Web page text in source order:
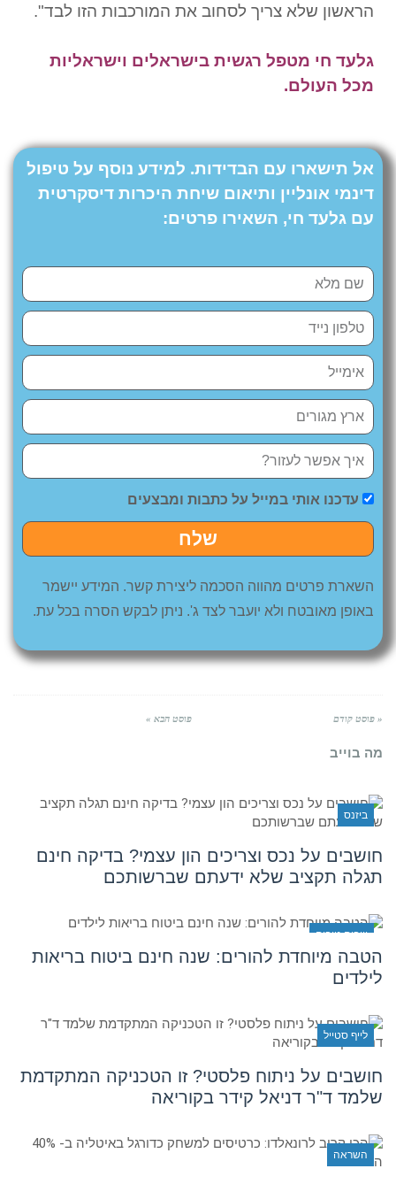
הראשון שלא צריך לסחוב את המורכבות הזו לבד".
גלעד חי מטפל רגשית בישראלים וישראליות
מכל העולם.
אל תישארו עם הבדידות. למידע נוסף על טיפול
דינמי אונליין ותיאום שיחת היכרות דיסקרטית
עם גלעד חי, השאירו פרטים:
עדכנו אותי במייל על כתבות ומבצעים
שלח
השארת פרטים מהווה הסכמה ליצירת קשר. המידע יישמר
באופן מאובטח ולא יועבר לצד ג'. ניתן לבקש הסרה בכל עת.
« פוסט קודם פוסט הבא »
מה בוייב
ביזנס
חושבים על נכס וצריכים הון עצמי? בדיקה חינם
תגלה תקציב שלא ידעתם שברשותכם
וייבים טובים
הטבה מיוחדת להורים: שנה חינם ביטוח בריאות
לילדים
לייף סטייל
חושבים על ניתוח פלסטי? זו הטכניקה המתקדמת
שלמד ד"ר דניאל קידר בקוריאה
השראה